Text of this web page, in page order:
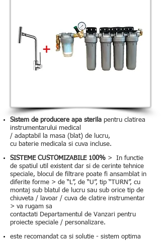
Sistem de producere apa sterila pentru clatirea
instrumentarului medical
/ adaptabil la masa (blat) de lucru,
cu baterie medicala si cuva incluse.
SISTEME CUSTOMIZABILE 100% > In functie
de spatiul util existent dar si de cerinte tehnice
speciale, blocul de filtrare poate fi ansamblat in
diferite forme > de “L”, de “U”, tip “TURN”, cu
montaj sub blatul de lucru sau sub orice tip de
chiuveta / lavoar / cuva de clatire instrumentar
> va rugam sa
contactati Departamentul de Vanzari pentru
proiecte speciale / personalizare.
este recomandat ca si solutie - sistem optima